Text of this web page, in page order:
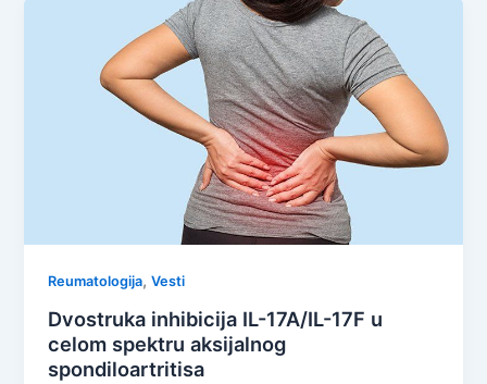
Reumatologija,Vesti
Dvostruka inhibicija IL-17A/IL-17F u
celom spektru aksijalnog
spondiloartritisa